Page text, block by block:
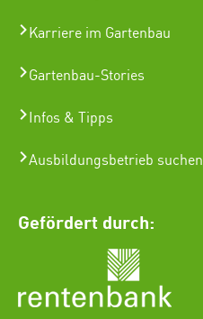
Karriere im Gartenbau
Gartenbau-Stories
Infos & Tipps
Ausbildungsbetrieb suchen
Gefördert durch: